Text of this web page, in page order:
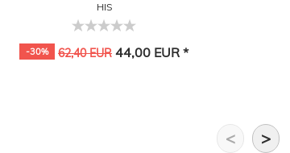
HIS
-30% 62,40 EUR 44,00 EUR *
< >